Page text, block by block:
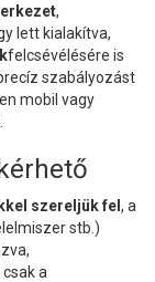
,
lett kialakítva,
felcsévélésére is
szabályozást
mobil vagy
szereljük fel , a
stb.)
a